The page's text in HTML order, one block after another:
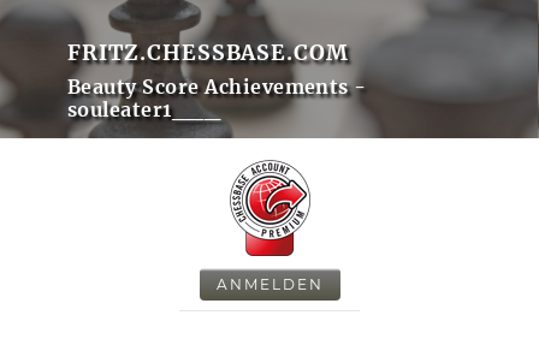
FRITZ.CHESSBASE.COM
Beauty Score Achievements -
souleater1___
ANMELDEN